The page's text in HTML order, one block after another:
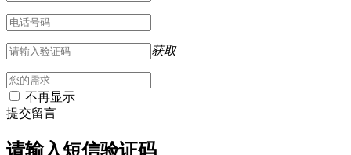
获取
不再显示
提交留言
请输入短信验证码